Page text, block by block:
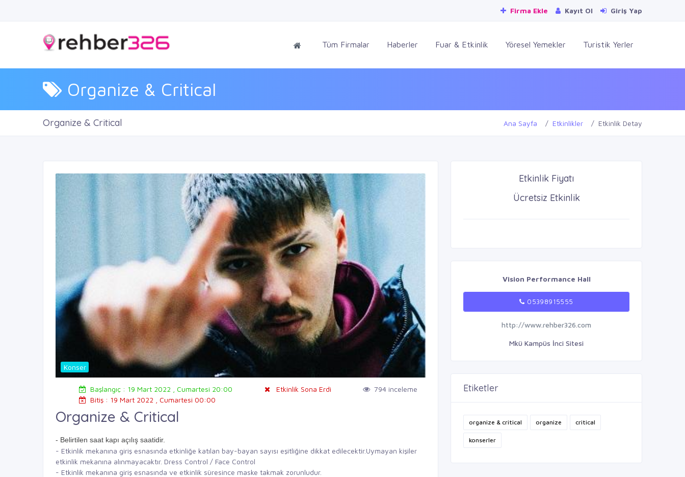
Firma Ekle Kayıt Ol Giriş Yap
Tüm Firmalar Haberler Fuar & Etkinlik Yöresel Yemekler Turistik Yerler
Organize & Critical
Organize & Critical Ana Sayfa Etkinlikler Etkinlik Detay
Konser
Başlangıç : 19 Mart 2022 , Cumartesi 20:00
Bitiş : 19 Mart 2022 , Cumartesi 00:00
Etkinlik Sona Erdi 794 inceleme
Organize & Critical
- Belirtilen saat kapı açılış saatidir.
- Etkinlik mekanına giriş esnasında etkinliğe katılan bay-bayan sayısı eşitliğine dikkat edilecektir.Uymayan kişiler
etkinlik mekanına alınmayacaktır. Dress Control / Face Control
- Etkinlik mekanına giriş esnasında ve etkinlik süresince maske takmak zorunludur.
Etkinlik Fiyatı
Ücretsiz Etkinlik
Vision Performance Hall
05398915555
http://www.rehber326.com
Mkü Kampüs İnci Sitesi
Etiketler
organize & critical organize critical
konserler